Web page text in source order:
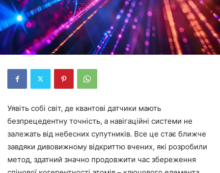
Уявіть собі світ, де квантові датчики мають
безпрецедентну точність, а навігаційні системи не
залежать від небесних супутників. Все це стає ближче
завдяки дивовижному відкриттю вчених, які розробили
метод, здатний значно продовжити час збереження